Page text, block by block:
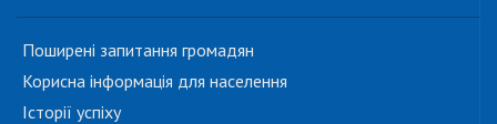
Поширені запитання громадян
Корисна інформація для населення
Історії успіху